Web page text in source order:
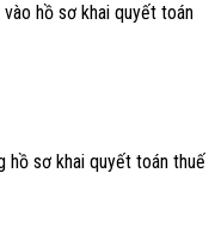
hồ sơ khai quyết toán
sơ khai quyết toán thuế